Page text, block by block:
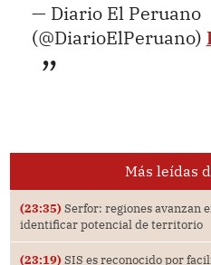
— Diario El Peruano
(@DiarioElPeruano)
Más leídas
(23:35) Serfor: regiones avanzan
identificar potencial de territorio
(23:19) SIS es reconocido por